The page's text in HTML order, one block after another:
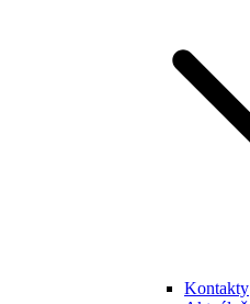
Kontakty